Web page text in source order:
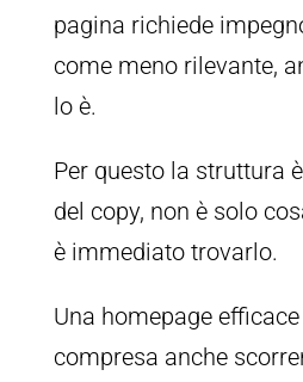
pagina richiede
come meno rilevante,
lo è.
Per questo la struttura
del copy, non è solo
è immediato trovarlo.
Una homepage
compresa anche